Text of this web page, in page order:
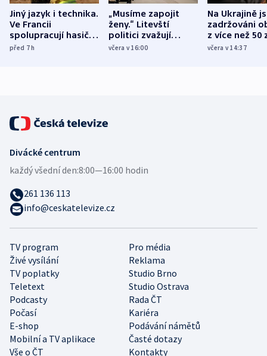
Jiný jazyk i technika.
Ve Francii
spolupracují hasiči z
různých zemí
před 7h
„Musíme zapojit
ženy.“ Litevští
politici zvažují
dohodu o
včera v 16:00
Na Ukrajině
zadržováni
z více než 50
Bojovali na
včera v 14:37
TV program
Pro média
Živé vysílání
Reklama
TV poplatky
Studio Brno
Teletext
Studio Ostrava
Podcasty
Rada ČT
Počasí
Kariéra
E-shop
Podávání námětů
Mobilní a TV aplikace
Časté dotazy
Vše o ČT
Kontakty
Divácké centrum
každý všední den:8:00—16:00 hodin
261 136 113
info@ceskatelevize.cz